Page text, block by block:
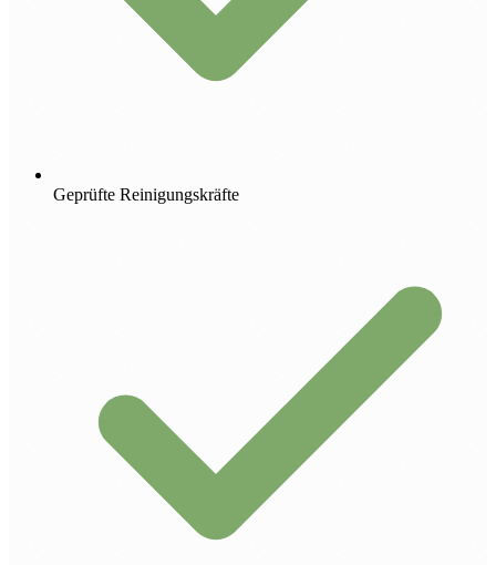
Geprüfte Reinigungskräfte